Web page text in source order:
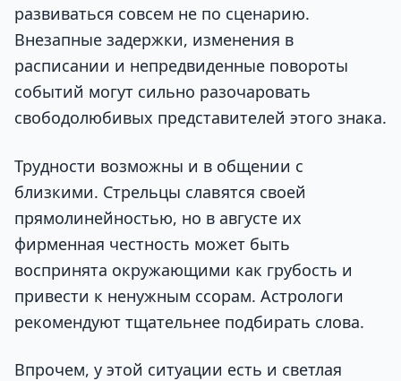
развиваться совсем не по сценарию.
Внезапные задержки, изменения в
расписании и непредвиденные повороты
событий могут сильно разочаровать
свободолюбивых представителей этого знака.
Трудности возможны и в общении с
близкими. Стрельцы славятся своей
прямолинейностью, но в августе их
фирменная честность может быть
воспринята окружающими как грубость и
привести к ненужным ссорам. Астрологи
рекомендуют тщательнее подбирать слова.
Впрочем, у этой ситуации есть и светлая